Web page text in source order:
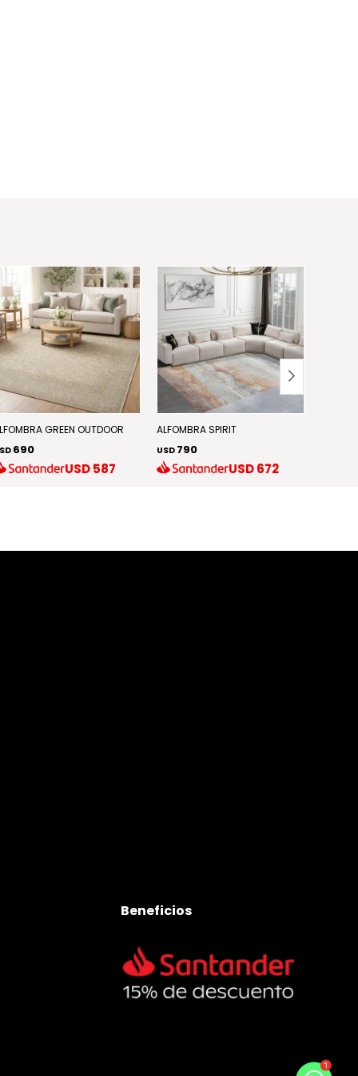
GREEN OUTDOOR
690
USD587
ALFOMBRA SPIRIT
USD 790
USD672
Beneficios